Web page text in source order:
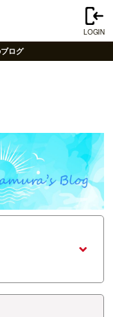
LOGIN
ログ